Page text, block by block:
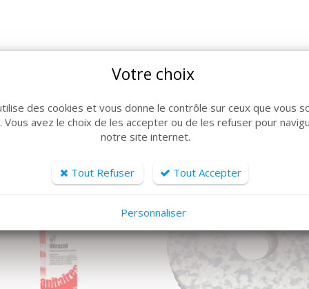
ARTICLES CONNEXES
de produits, découvrez également ces produits
Votre choix
des cookies et vous donne le contrôle sur ceux que vous
Vous avez le choix de les accepter ou de les refuser pour
notre site internet.
Tout Refuser Tout Accepter
Personnaliser